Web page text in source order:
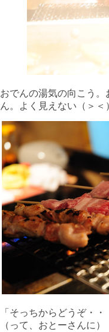
おでんの湯気の向こう
ん。よく見えない（＞＜
「そっちからどうぞ・
（って、おとーさんに